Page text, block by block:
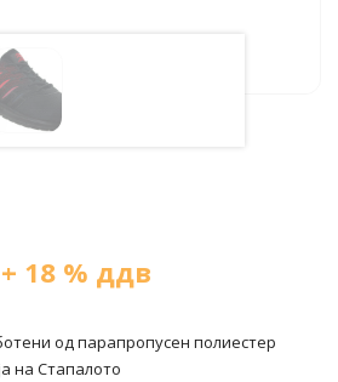
+ 18 % ддв
од парапропусен полиестер
на Стапалото